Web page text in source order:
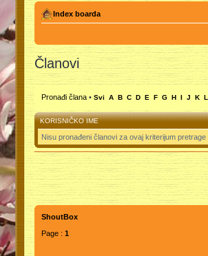
Index boarda
Članovi
Pronađi člana• Svi A B C D E F G H I J K L
KORISNIČKO IME
Nisu pronađeni članovi za ovaj kriterijum pretrage
ShoutBox
Page : 1